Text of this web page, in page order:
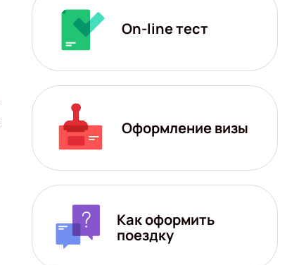
On-line тест
Оформление визы
Как оформить
поездку